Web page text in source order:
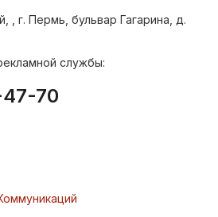
, г. Пермь, бульвар Гагарина, д.
службы:
70